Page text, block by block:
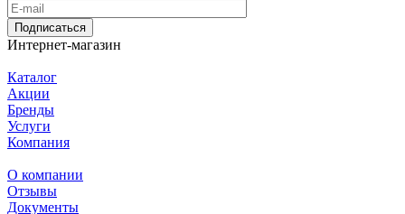
Подписаться
Интернет-магазин
Каталог
Акции
Бренды
Услуги
Компания
О компании
Отзывы
Документы